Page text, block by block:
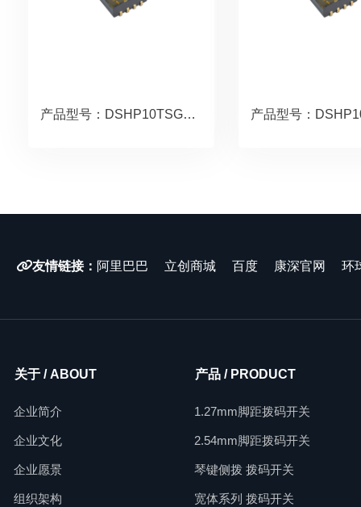
产品型号：DSHP10TSGER.copy 产品型号：
友情链接： 阿里巴巴 立创商城 百度 康深官网 环
关于 / ABOUT
企业简介
企业文化
企业愿景
组织架构
产品 / PRODUCT
1.27mm脚距拨码开关
2.54mm脚距拨码开关
琴键侧拨 拨码开关
宽体系列 拨码开关